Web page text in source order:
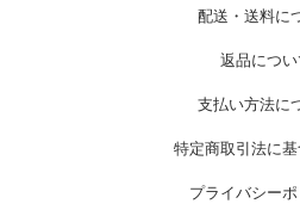
配送・送料に
返品につい
支払い方法に
特定商取引法に
プライバシー